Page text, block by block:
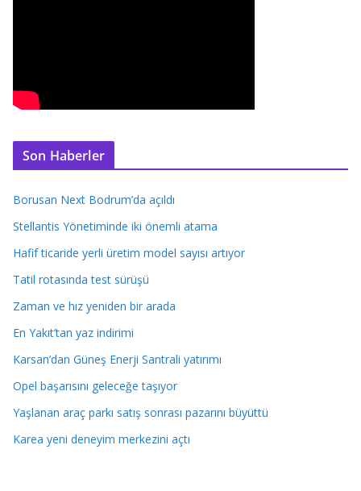
Son Haberler
Borusan Next Bodrum’da açıldı
Stellantis Yönetiminde iki önemli atama
Hafif ticaride yerli üretim model sayısı artıyor
Tatil rotasında test sürüşü
Zaman ve hız yeniden bir arada
En Yakıt’tan yaz indirimi
Karsan’dan Güneş Enerji Santrali yatırımı
Opel başarısını geleceğe taşıyor
Yaşlanan araç parkı satış sonrası pazarını büyüttü
Karea yeni deneyim merkezini açtı